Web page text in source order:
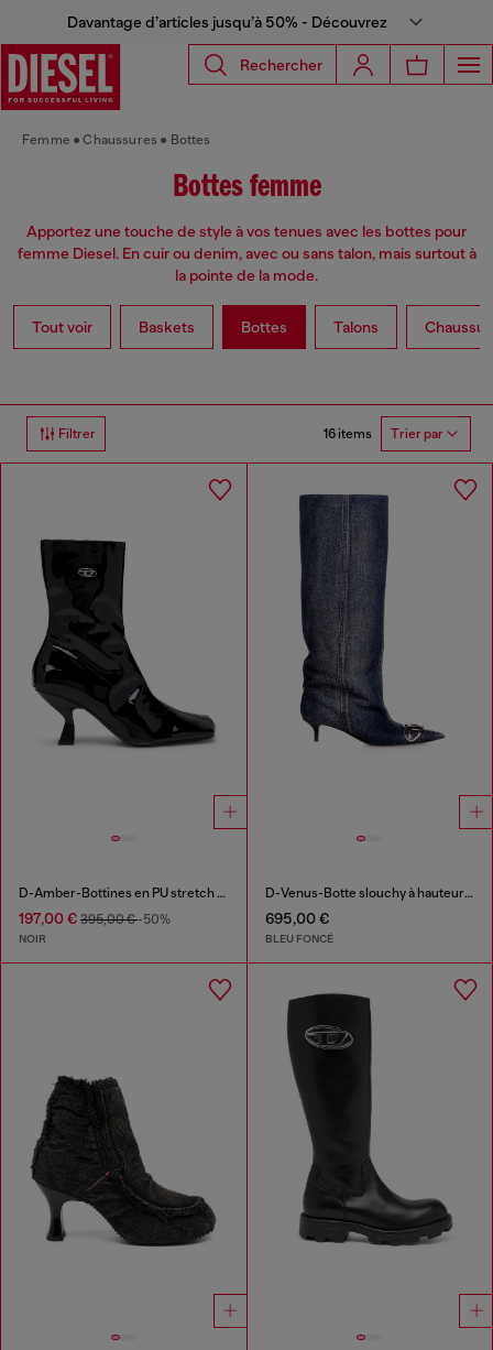
Davantage d’articles jusqu’à 50% - Découvrez
Rechercher
Femme Chaussures Bottes
Bottes femme
Apportez une touche de style à vos tenues avec les bottes pour
femme Diesel. En cuir ou denim, avec ou sans talon, mais surtout à
la pointe de la mode.
Tout voir Baskets Bottes Talons
Filtrer 16 items Trier par
D-Amber-Bottines en PU stretch verni
197,00 € 395,00 €-50%
NOIR
D-Venus-Botte slouchy à hauteur de genou en denim
695,00 €
BLEU FONCÉ